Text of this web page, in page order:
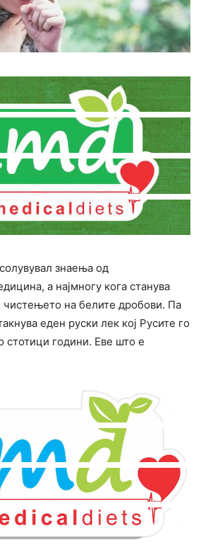
знаења од
а најмногу кога станува
чистењето на белите дробови. Па
еден руски лек кој Русите го
стотици години. Еве што е